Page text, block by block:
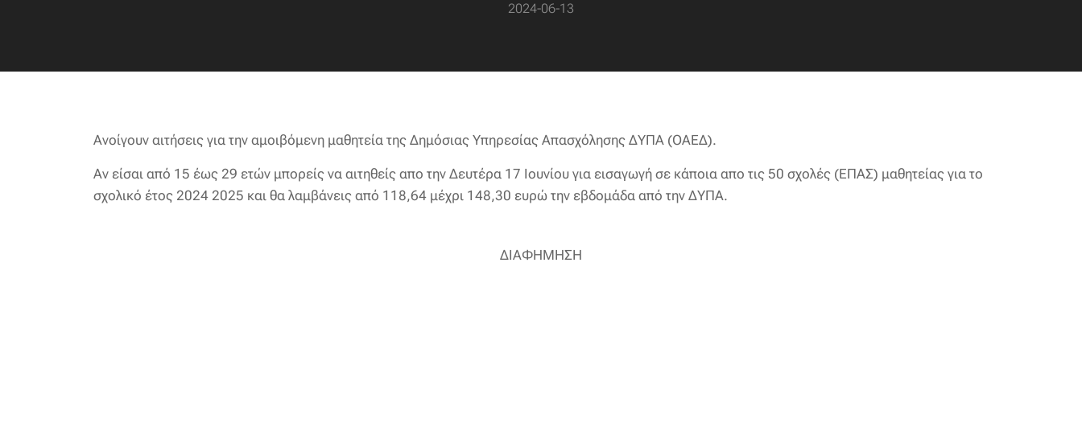
2024-06-13
Ανοίγουν αιτήσεις για την αμοιβόμενη μαθητεία της Δημόσιας Υπηρεσίας Απασχόλησης ΔΥΠΑ (ΟΑΕΔ).
Αν είσαι από 15 έως 29 ετών μπορείς να αιτηθείς απο την Δευτέρα 17 Ιουνίου για εισαγωγή σε κάποια απο τις 50 σχολές (ΕΠΑΣ) μαθητείας για το
σχολικό έτος 2024 2025 και θα λαμβάνεις από 118,64 μέχρι 148,30 ευρώ την εβδομάδα από την ΔΥΠΑ.
ΔΙΑΦΗΜΗΣΗ